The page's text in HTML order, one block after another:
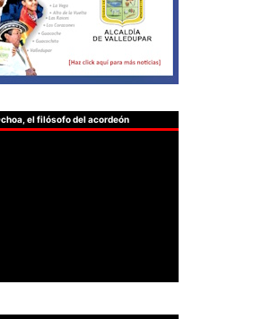
el filósofo del acordeón